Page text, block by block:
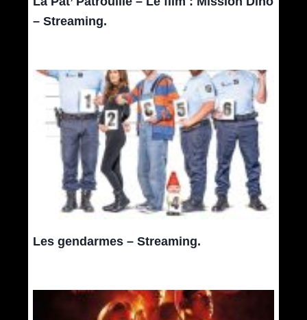
– Streaming.
Les gendarmes – Streaming.